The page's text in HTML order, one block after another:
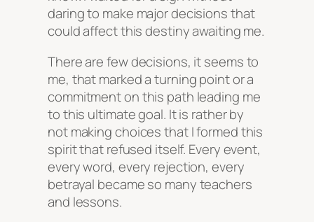
daring to make major decisions that
could affect this destiny awaiting me.
There are few decisions, it seems to
me, that marked a turning point or a
commitment on this path leading me
to this ultimate goal. It is rather by
not making choices that I formed this
spirit that refused itself. Every event,
every word, every rejection, every
betrayal became so many teachers
and lessons.